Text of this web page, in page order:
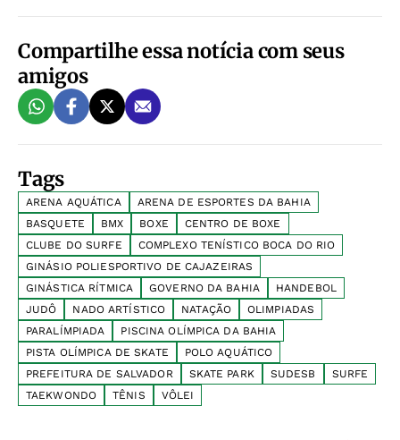
Compartilhe essa notícia com seus
amigos
Tags
ARENA AQUÁTICA
ARENA DE ESPORTES DA BAHIA
BASQUETE
BMX BOXE
CENTRO DE BOXE
CLUBE DO SURFE
COMPLEXO TENÍSTICO BOCA DO RIO
GINÁSIO POLIESPORTIVO DE CAJAZEIRAS
GINÁSTICA RÍTMICA
GOVERNO DA BAHIA
HANDEBOL
JUDÔ
NADO ARTÍSTICO NATAÇÃO
OLIMPIADAS
PARALÍMPIADA
PISCINA OLÍMPICA DA BAHIA
PISTA OLÍMPICA DE SKATE
POLO AQUÁTICO
PREFEITURA DE SALVADOR
SKATE PARK SUDESB
SURFE
TAEKWONDO
TÊNIS VÔLEI